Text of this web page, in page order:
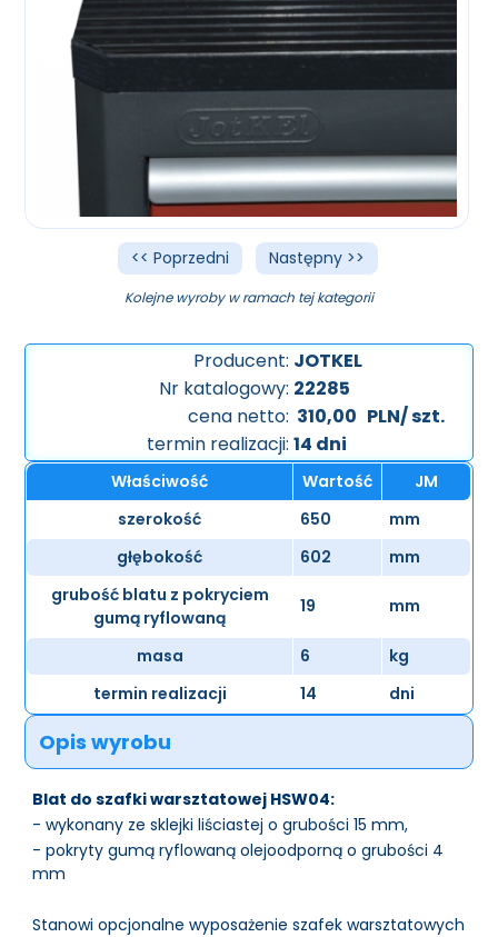
<< Poprzedni Następny >>
Kolejne wyroby w ramach tej kategorii
Producent: JOTKEL
Nr katalogowy: 22285
cena netto: 310,00 PLN/ szt.
termin realizacji: 14 dni
Właściwość Wartość
JM
szerokość
650
mm
głębokość
602
mm
grubość blatu z pokryciem
gumą ryflowaną
19 mm
masa 6
kg
termin realizacji
14 dni
Opis wyrobu
Blat do szafki warsztatowej HSW04:
- wykonany ze sklejki liściastej o grubości 15 mm,
- pokryty gumą ryflowaną olejoodporną o grubości 4
mm
Stanowi opcjonalne wyposażenie szafek warsztatowych